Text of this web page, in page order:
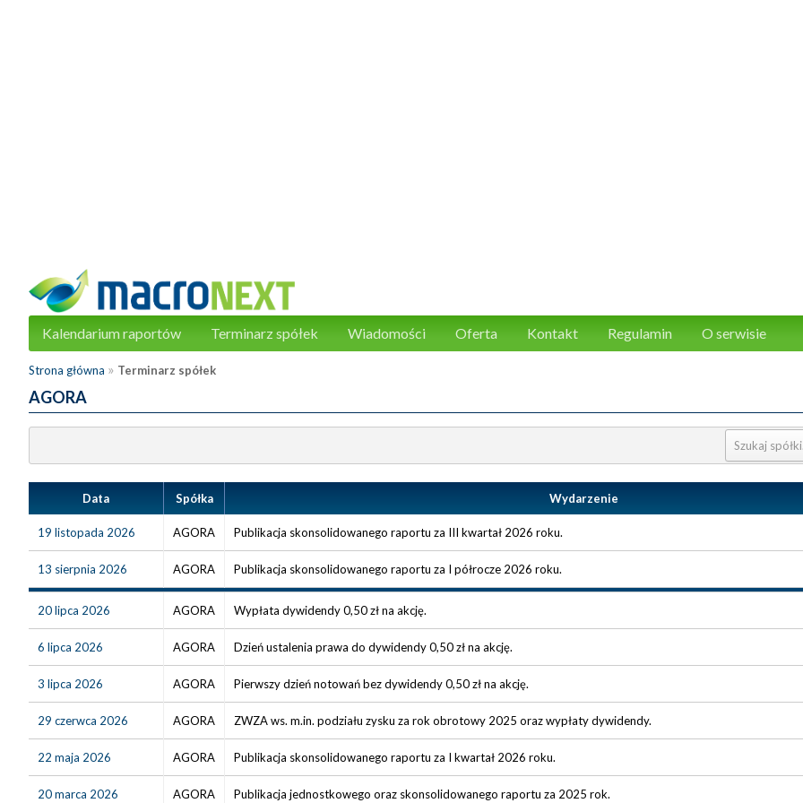
Kalendarium raportów Terminarz spółek Wiadomości Oferta Kontakt Regulamin O serwisie
Strona główna » Terminarz spółek
AGORA
Data Spółka Wydarzenie
19 listopada 2026 AGORA Publikacja skonsolidowanego raportu za III kwartał 2026 roku.
13 sierpnia 2026 AGORA Publikacja skonsolidowanego raportu za I półrocze 2026 roku.
20 lipca 2026 AGORA Wypłata dywidendy 0,50 zł na akcję.
6 lipca 2026 AGORA Dzień ustalenia prawa do dywidendy 0,50 zł na akcję.
3 lipca 2026 AGORA Pierwszy dzień notowań bez dywidendy 0,50 zł na akcję.
29 czerwca 2026 AGORA ZWZA ws. m.in. podziału zysku za rok obrotowy 2025 oraz wypłaty dywidendy.
22 maja 2026 AGORA Publikacja skonsolidowanego raportu za I kwartał 2026 roku.
20 marca 2026 AGORA Publikacja jednostkowego oraz skonsolidowanego raportu za 2025 rok.